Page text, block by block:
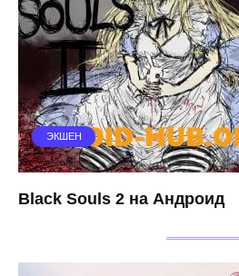
ЭКШЕН
Black Souls 2 на Андроид